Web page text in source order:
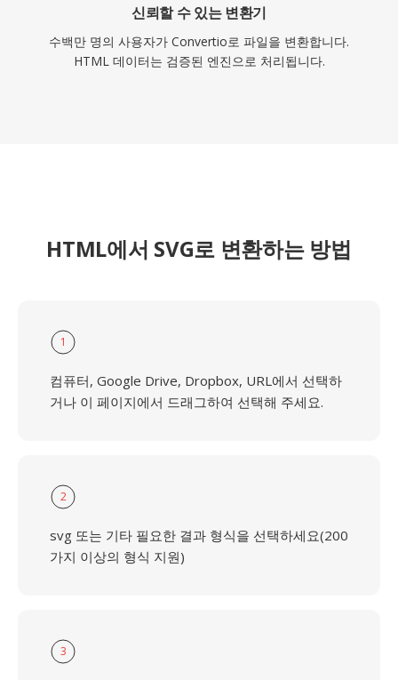
신뢰할 수 있는 변환기
수백만 명의 사용자가 Convertio로 파일을 변환합니다.
HTML 데이터는 검증된 엔진으로 처리됩니다.
HTML에서 SVG로 변환하는 방법
1
컴퓨터, Google Drive, Dropbox, URL에서 선택하
거나 이 페이지에서 드래그하여 선택해 주세요.
2
svg 또는 기타 필요한 결과 형식을 선택하세요(200
가지 이상의 형식 지원)
3